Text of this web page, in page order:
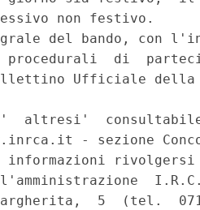
non festivo.
del bando, con
di
Ufficiale della
altresi'
- sezione
informazioni
5  (tel.